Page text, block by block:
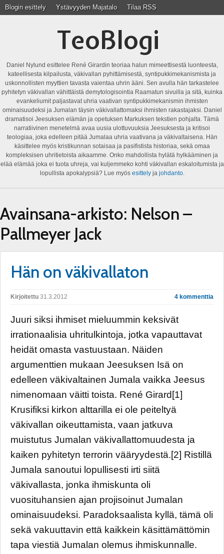
Blogin esittely Ystävyyden Majatalo Tilaa RSS
TeoBlogi
Daniel Nylund esittelee René Girardin teoriaa halun mimeettisestä luonteesta,
kateellisesta kilpailusta, väkivallan pyhittämisestä, syntipukkimekanismista ja
uskonnollisten myyttien tavasta vaientaa uhrin ääni. Sen avulla hän tarkastelee
pyhitetyn väkivallan vähittäistä demytologisointia Raamatun sivuilla ja sitä, kuinka
evankeliumit paljastavat uhria vaativan syntipukkimekanismin ihmisten
ominaisuudeksi ja Jumalan täysin väkivallattomaksi ihmisten rakastajaksi. Daniel
dramatisoi Jeesuksen elämän ja opetuksen Markuksen tekstien pohjalta. Tämä
narratiivinen menetelmä avaa uusia ulottuvuuksia Jeesuksesta ja kritisoi
teologiaa, joka edelleen pitää Jumalaa uhria vaativana ja väkivaltaisena. Hän
käsittelee myös kristikunnan sotaisaa ja pasifistista historiaa, sekä omaa
kompleksisen uhritietoista aikaamme. Onko mahdollista hylätä hylkääminen ja
elää elämää joka ei tuota uhreja, vai kuljemmeko kohti väkivallan eskaloitumista ja
lopullista apokalypsiä? Lue myös esittelyja johdanto.
Avainsana-arkisto: Nelson –
Pallmeyer Jack
Hän on väkivallaton
Kirjoitettu 31.3.2012 4 kommenttia
Juuri siksi ihmiset mieluummin keksivät
irrationaalisia uhritulkintoja, jotka vapauttavat
heidät omasta vastuustaan. Näiden
argumenttien mukaan Jeesuksen Isä on
edelleen väkivaltainen Jumala vaikka Jeesus
nimenomaan väitti toista. René Girard[1]
Krusifiksi kirkon alttarilla ei ole peiteltyä
väkivallan oikeuttamista, vaan jatkuva
muistutus Jumalan väkivallattomuudesta ja
kaiken pyhitetyn terrorin vääryydestä.[2] Ristillä
Jumala sanoutui lopullisesti irti siitä
väkivallasta, jonka ihmiskunta oli
vuosituhansien ajan projisoinut Jumalan
ominaisuudeksi. Paradoksaalista kyllä, tämä oli
sekä vakuuttavin että kaikkein käsittämättömin
tapa viestiä Jumalan olemus ihmiskunnalle.